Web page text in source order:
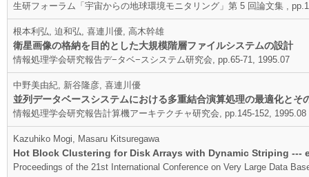
生研フォーラム「宇宙からの地球環境モニタリング」第 5 回論文集 ,
根本利弘, 迫和弘, 喜連川優, 高木幹雄
衛星画像の格納を目的とした大規模階層ファイルシステムの設計
情報処理学会研究報告デ−タベ−スシステム研究会, pp.65-71, 1995.07
中野美由紀, 新谷隆彦, 喜連川優
並列データベースシステムにおける多重結合演算処理の最適化とそ
情報処理学会研究報告計算機アーキテクチャ研究会, pp.145-152, 1995.08
Kazuhiko Mogi, Masaru Kitsuregawa
Hot Block Clustering for Disk Arrays with Dynamic Striping
Proceedings of the 21st International Conference on Very Large Data